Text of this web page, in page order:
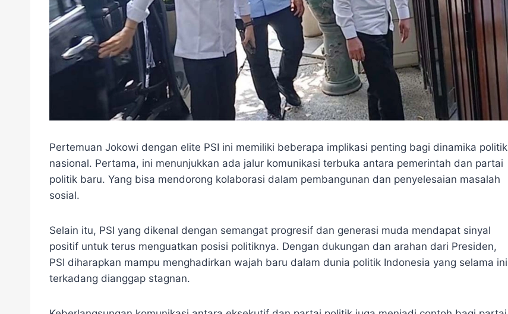
Pertemuan Jokowi dengan elite PSI ini memiliki beberapa implikasi penting bagi dinamika politik
nasional. Pertama, ini menunjukkan ada jalur komunikasi terbuka antara pemerintah dan partai
politik baru. Yang bisa mendorong kolaborasi dalam pembangunan dan penyelesaian masalah
sosial.
Selain itu, PSI yang dikenal dengan semangat progresif dan generasi muda mendapat sinyal
positif untuk terus menguatkan posisi politiknya. Dengan dukungan dan arahan dari Presiden,
PSI diharapkan mampu menghadirkan wajah baru dalam dunia politik Indonesia yang selama ini
terkadang dianggap stagnan.